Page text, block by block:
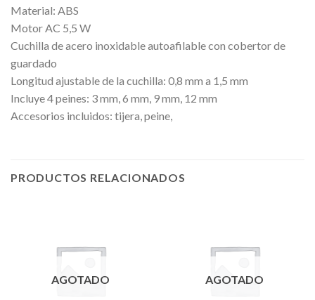
Material: ABS
Motor AC 5,5 W
Cuchilla de acero inoxidable autoafilable con cobertor de
guardado
Longitud ajustable de la cuchilla: 0,8 mm a 1,5 mm
Incluye 4 peines: 3 mm, 6 mm, 9 mm, 12 mm
Accesorios incluidos: tijera, peine,
PRODUCTOS RELACIONADOS
AGOTADO AGOTADO